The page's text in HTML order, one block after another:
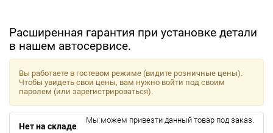
Расширенная гарантия при установке детали
в нашем автосервисе.
Вы работаете в гостевом режиме (видите розничные цены).
Чтобы увидеть свои цены, вам нужно войти под своим
паролем (или зарегистрироваться).
Нет на складе
Мы можем привезти данный товар под заказ.